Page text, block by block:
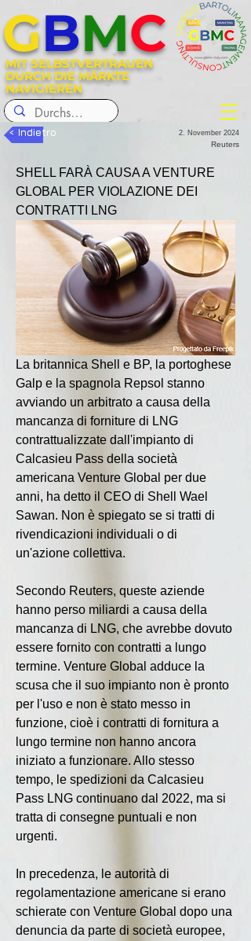
MIT SELBSTVERTRAUEN
DURCH DIE MÄRKTE
NAVIGIEREN
GBMC
< Indietro 2. November 2024
Reuters
SHELL FARÀ CAUSA A VENTURE
GLOBAL PER VIOLAZIONE DEI
CONTRATTI LNG
La britannica Shell e BP, la portoghese
Galp e la spagnola Repsol stanno
avviando un arbitrato a causa della
mancanza di forniture di LNG
contrattualizzate dall'impianto di
Calcasieu Pass della società
americana Venture Global per due
anni, ha detto il CEO di Shell Wael
Sawan. Non è spiegato se si tratti di
rivendicazioni individuali o di
un'azione collettiva.
Secondo Reuters, queste aziende
hanno perso miliardi a causa della
mancanza di LNG, che avrebbe dovuto
essere fornito con contratti a lungo
termine. Venture Global adduce la
scusa che il suo impianto non è pronto
per l'uso e non è stato messo in
funzione, cioè i contratti di fornitura a
lungo termine non hanno ancora
iniziato a funzionare. Allo stesso
tempo, le spedizioni da Calcasieu
Pass LNG continuano dal 2022, ma si
tratta di consegne puntuali e non
urgenti.
In precedenza, le autorità di
regolamentazione americane si erano
schierate con Venture Global dopo una
denuncia da parte di società europee,